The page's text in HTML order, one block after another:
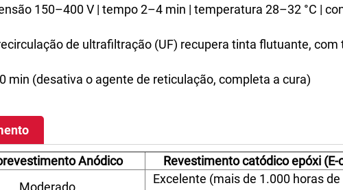
150–400 V | tempo 2–4 min | temperatura 28–32 °C |
de ultrafiltração (UF) recupera tinta flutuante, com
min (desativa o agente de reticulação, completa a cura)
Anódico
Revestimento catódico epóxi (E-
Moderado
Excelente (mais de 1.000 horas